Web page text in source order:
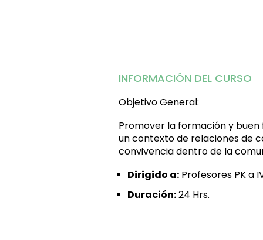
INFORMACIÓN DEL CURSO
Objetivo General:
Promover la formación y
un contexto de relaciones de
convivencia dentro de la
Dirigido a: Profesores PK a
Duración:24 Hrs.